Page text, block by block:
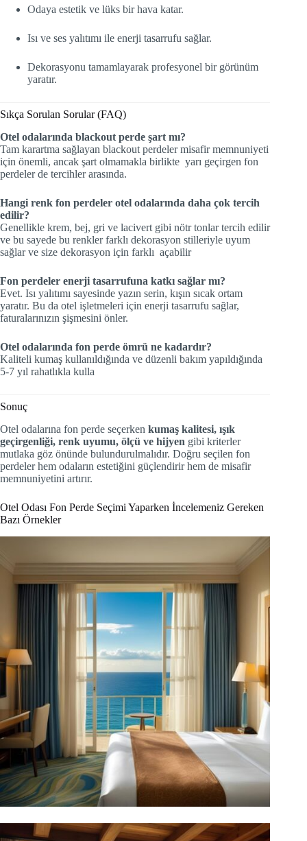
Odaya estetik ve lüks bir hava katar.
Isı ve ses yalıtımı ile enerji tasarrufu sağlar.
Dekorasyonu tamamlayarak profesyonel bir görünüm
yaratır.
Sıkça Sorulan Sorular (FAQ)
Otel odalarında blackout perde şart mı?
Tam karartma sağlayan blackout perdeler misafir memnuniyeti
için önemli, ancak şart olmamakla birlikte yarı geçirgen fon
perdeler de tercihler arasında.
Hangi renk fon perdeler otel odalarında daha çok tercih
edilir?
Genellikle krem, bej, gri ve lacivert gibi nötr tonlar tercih edilir
ve bu sayede bu renkler farklı dekorasyon stilleriyle uyum
sağlar ve size dekorasyon için farklı açabilir
Fon perdeler enerji tasarrufuna katkı sağlar mı?
Evet. Isı yalıtımı sayesinde yazın serin, kışın sıcak ortam
yaratır. Bu da otel işletmeleri için enerji tasarrufu sağlar,
faturalarınızın şişmesini önler.
Otel odalarında fon perde ömrü ne kadardır?
Kaliteli kumaş kullanıldığında ve düzenli bakım yapıldığında
5-7 yıl rahatlıkla kulla
Sonuç
Otel odalarına fon perde seçerken kumaş kalitesi, ışık
geçirgenliği, renk uyumu, ölçü ve hijyen gibi kriterler
mutlaka göz önünde bulundurulmalıdır. Doğru seçilen fon
perdeler hem odaların estetiğini güçlendirir hem de misafir
memnuniyetini artırır.
Otel Odası Fon Perde Seçimi Yaparken İncelemeniz Gereken
Bazı Örnekler